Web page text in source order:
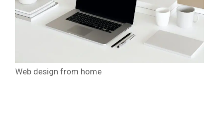
Web design from home